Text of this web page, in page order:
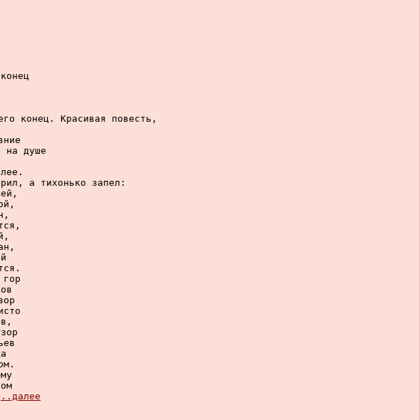
конец. Красивая повесть,
на душе
а тихонько запел:
..далее